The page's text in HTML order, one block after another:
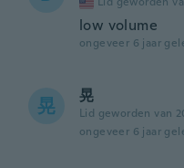
low volume
ongeveer 6 jaar
晃 晃
Lid geworden van
ongeveer 6 jaar